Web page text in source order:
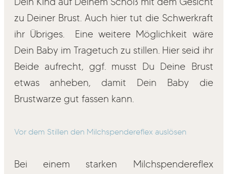
zu Deiner Brust. Auch hier tut die Schwerkraft
ihr Übriges. Eine weitere Möglichkeit wäre
Dein Baby im Tragetuch zu stillen. Hier seid ihr
Beide aufrecht, ggf. musst Du Deine Brust
etwas anheben, damit Dein Baby die
Brustwarze gut fassen kann.
Vor dem Stillen den Milchspendereflex auslösen
Bei einem starken Milchspendereflex